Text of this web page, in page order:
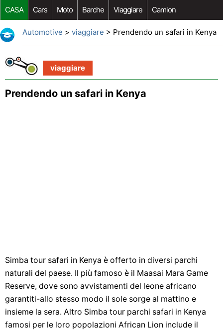
CASA Cars Moto Barche Viaggiare Camion
Riparazione Auto Acquisto Auto Car Opzioni Aftermarket
Automotive > viaggiare > Prendendo un safari in Kenya
viaggiare
Prendendo un safari in Kenya
Simba tour safari in Kenya è offerto in diversi parchi
naturali del paese. Il più famoso è il Maasai Mara Game
Reserve, dove sono avvistamenti del leone africano
garantiti-allo stesso modo il sole sorge al mattino e
insieme la sera. Altro Simba tour parchi safari in Kenya
famosi per le loro popolazioni African Lion include il